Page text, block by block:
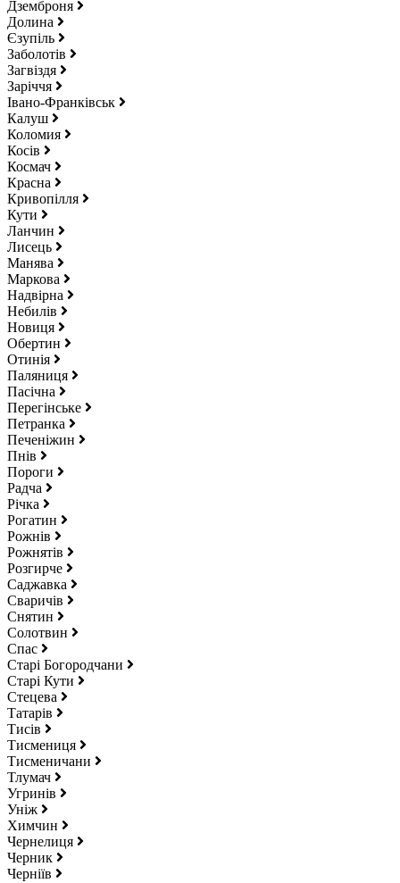
Дземброня
Долина
Єзупіль
Заболотів
Загвіздя
Заріччя
Івано-Франківськ
Калуш
Коломия
Косів
Космач
Красна
Кривопілля
Кути
Ланчин
Лисець
Манява
Маркова
Надвірна
Небилів
Новиця
Обертин
Отинія
Паляниця
Пасічна
Перегінське
Петранка
Печеніжин
Пнів
Пороги
Радча
Річка
Рогатин
Рожнів
Рожнятів
Розгирче
Саджавка
Сваричів
Снятин
Солотвин
Спас
Старі Богородчани
Старі Кути
Стецева
Татарів
Тисів
Тисмениця
Тисменичани
Тлумач
Угринів
Уніж
Химчин
Чернелиця
Черник
Черніїв